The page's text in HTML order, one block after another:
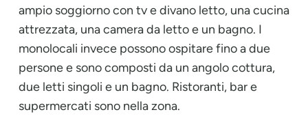
ampio soggiorno con tv e divano letto, una cucina
attrezzata, una camera da letto e un bagno. I
monolocali invece possono ospitare fino a due
persone e sono composti da un angolo cottura,
due letti singoli e un bagno. Ristoranti, bar e
supermercati sono nella zona.